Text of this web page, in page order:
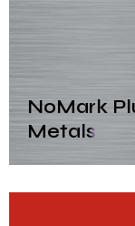
NoMark
Metals